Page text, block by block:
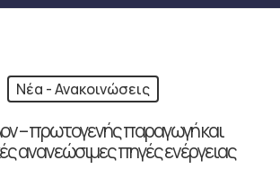
Νέα - Ανακοινώσεις
– πρωτογενής παραγωγή και
ανανεώσιμες πηγές ενέργειας